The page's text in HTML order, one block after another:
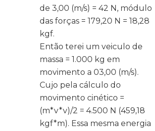
de 3,00 (m/s) = 42 N, módulo
das forças = 179,20 N = 18,28
kgf.
Então terei um veiculo de
massa = 1.000 kg em
movimento a 03,00 (m/s).
Cujo pela cálculo do
movimento cinético =
(m*v*v)/2 = 4.500 N (459,18
kgf*m). Essa mesma energia